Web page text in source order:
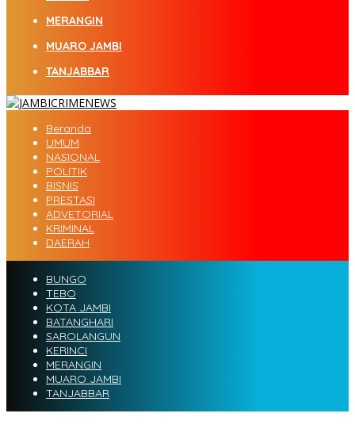
MERANGIN
MUARO JAMBI
TANJABBAR
Beranda
UMUM
NASIONAL
POLITIK
BISNIS
PRESTASI
ADVETORIAL
KRIMINAL
DAERAH
BUNGO
TEBO
KOTA JAMBI
BATANGHARI
SAROLANGUN
KERINCI
MERANGIN
MUARO JAMBI
TANJABBAR